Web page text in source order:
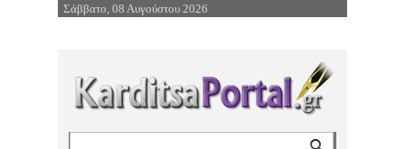
Επιστροφή στην Πλοήγηση
Σάββατο, 08 Αυγούστου 2026